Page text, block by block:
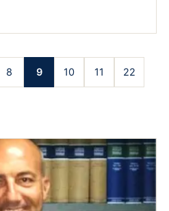
8 9 10 11 22